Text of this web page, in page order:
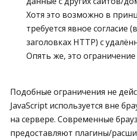
Хотя это возможно в
требуется явное согласие
заголовках HTTP) с
Опять же, это ограничение
Подобные ограничения не
JavaScript используется вне
на сервере. Современные
предоставляют плагины/